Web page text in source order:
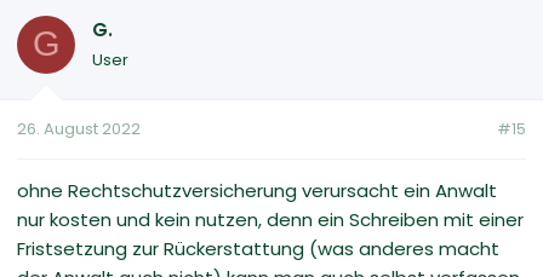
G G.
User
26. August 2022 #15
ohne Rechtschutzversicherung verursacht ein Anwalt
nur kosten und kein nutzen, denn ein Schreiben mit einer
Fristsetzung zur Rückerstattung (was anderes macht